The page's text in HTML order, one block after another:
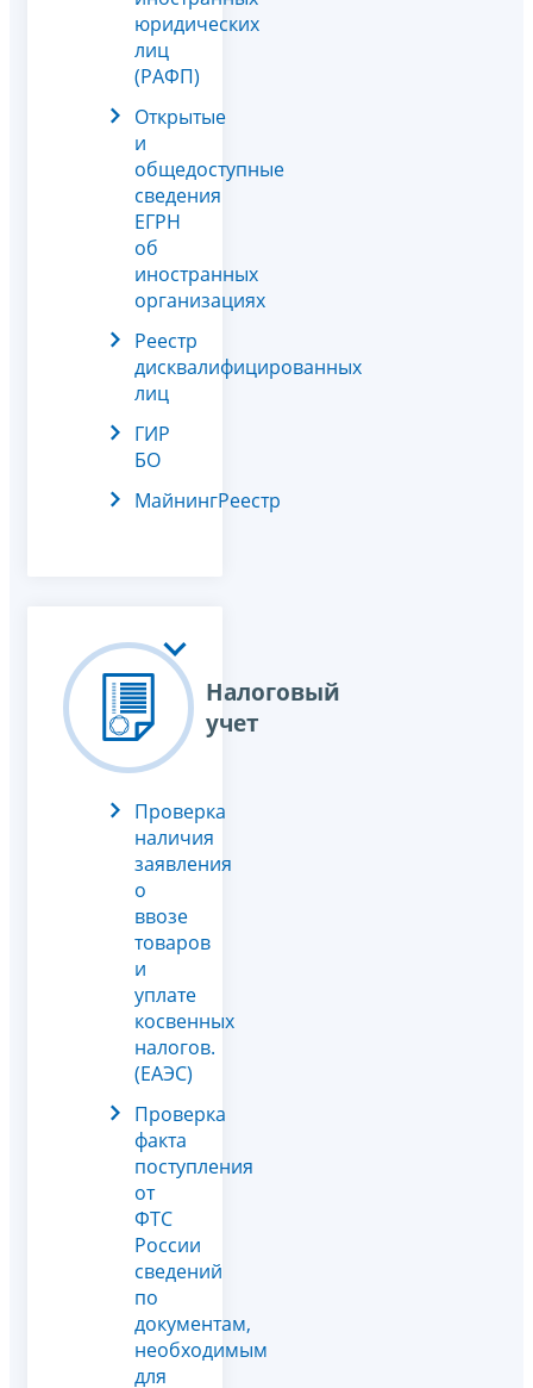
юридических
лиц
(РАФП)
Открытые
и
общедоступные
сведения
ЕГРН
об
иностранных
организациях
Реестр
дисквалифицированных
лиц
ГИР
БО
МайнингРеестр
Налоговый
учет
Проверка
наличия
заявления
о
ввозе
товаров
и
уплате
косвенных
налогов.
(ЕАЭС)
Проверка
факта
поступления
от
ФТС
России
сведений
по
документам,
необходимым
для